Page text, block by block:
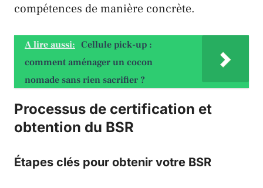
compétences de manière concrète.
A lire aussi: Cellule pick-up :
comment aménager un cocon
nomade sans rien sacrifier ?
Processus de certification et
obtention du BSR
Étapes clés pour obtenir votre BSR